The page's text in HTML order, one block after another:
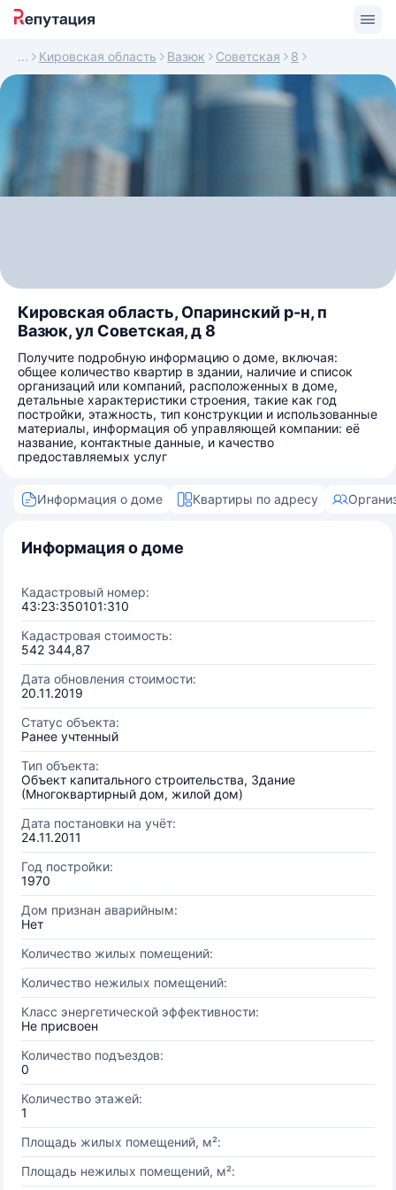
Кировская область Вазюк Советская 8
Кировская область, Опаринский р-н, п
Вазюк, ул Советская, д 8
Получите подробную информацию о доме, включая:
общее количество квартир в здании, наличие и список
организаций или компаний, расположенных в доме,
детальные характеристики строения, такие как год
постройки, этажность, тип конструкции и использованные
материалы, информация об управляющей компании: её
название, контактные данные, и качество
предоставляемых услуг
Информация о доме Квартиры по адресу
Информация о доме
Кадастровый номер:
43:23:350101:310
Кадастровая стоимость:
542 344,87
Дата обновления стоимости:
20.11.2019
Статус объекта:
Ранее учтенный
Тип объекта:
Объект капитального строительства, Здание
(Многоквартирный дом, жилой дом)
Дата постановки на учёт:
24.11.2011
Год постройки:
1970
Дом признан аварийным:
Нет
Количество жилых помещений:
Количество нежилых помещений:
Класс энергетической эффективности:
Не присвоен
Количество подъездов:
0
Количество этажей:
1
Площадь жилых помещений, м²:
Площадь нежилых помещений, м²: